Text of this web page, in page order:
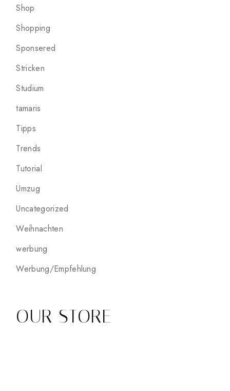
Shop
Shopping
Sponsered
Stricken
Studium
tamaris
Tipps
Trends
Tutorial
Umzug
Uncategorized
Weihnachten
werbung
Werbung/Empfehlung
OUR STORE